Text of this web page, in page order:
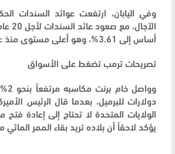
وفي اليابان، ارتفعت عوائد السندات
أساس إلى 3.61%، وهو أعلى مستوى منذ عام 1996.
تصريحات ترمب تضغط على الأسواق
دولارات للبرميل، بعدما قال الرئيس
الولايات المتحدة لا تحتاج إلى إعادة
يؤكد لاحقاً أن بلاده تريد بقاء الممر المائي